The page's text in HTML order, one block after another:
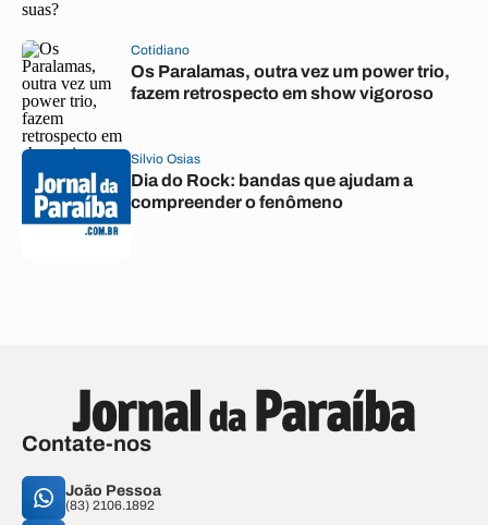
Cotidiano
Os Paralamas, outra vez um power trio,
fazem retrospecto em show vigoroso
Silvio Osias
Dia do Rock: bandas que ajudam a
compreender o fenômeno
Contate-nos
João Pessoa
(83) 2106.1892